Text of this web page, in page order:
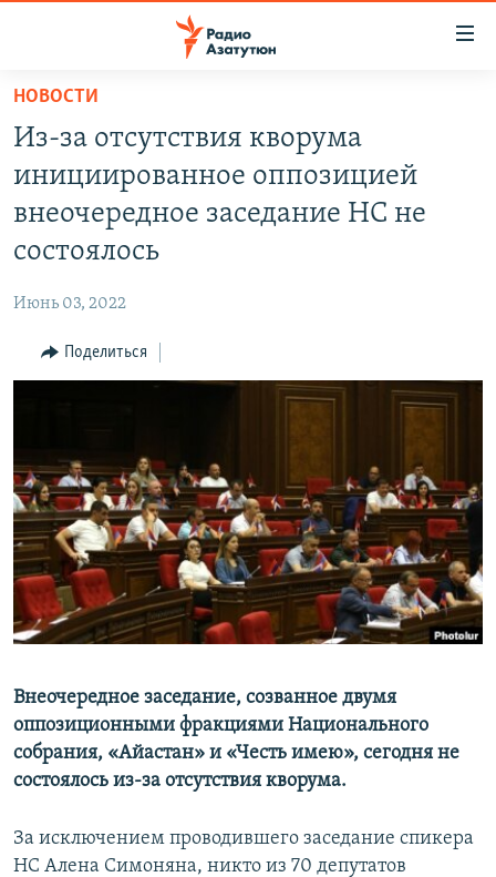
Перейти
основному
содержанию
основной
Перейти
поиску
РЕГИОН
НАГОРНЫЙ КАРАБАХ
АРХИВ
Հայերեն
English
Русский
НОВОСТИ
Из-за отсутствия кворума
инициированное оппозицией
внеочередное заседание НС не
состоялось
Июнь 03, 2022
Поделиться
Внеочередное заседание, созванное двумя
оппозиционными фракциями Национального
собрания, «Айастан» и «Честь имею», сегодня не
состоялось из-за отсутствия кворума.
За исключением проводившего заседание спикера
НС Алена Симоняна, никто из 70 депутатов